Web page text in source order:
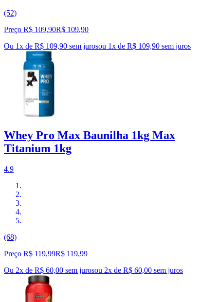
(52)
Preço R$ 109,90R$ 109,90
Ou 1x de R$ 109,90 sem jurosou 1x de R$ 109,90 sem juros
Whey Pro Max Baunilha 1kg Max
Titanium 1kg
4.9
(68)
Preço R$ 119,99R$ 119,99
Ou 2x de R$ 60,00 sem jurosou 2x de R$ 60,00 sem juros